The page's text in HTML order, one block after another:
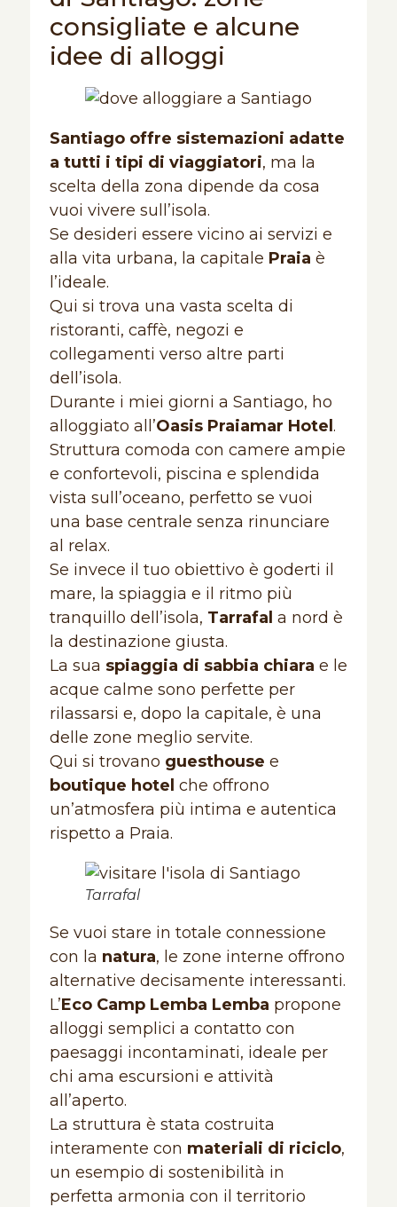
consigliate e alcune
idee di alloggi
Santiago offre sistemazioni adatte
a tutti i tipi di viaggiatori, ma la
scelta della zona dipende da cosa
vuoi vivere sull’isola.
Se desideri essere vicino ai servizi e
alla vita urbana, la capitale Praia è
l’ideale.
Qui si trova una vasta scelta di
ristoranti, caffè, negozi e
collegamenti verso altre parti
dell’isola.
Durante i miei giorni a Santiago, ho
alloggiato all’Oasis Praiamar Hotel.
Struttura comoda con camere ampie
e confortevoli, piscina e splendida
vista sull’oceano, perfetto se vuoi
una base centrale senza rinunciare
al relax.
Se invece il tuo obiettivo è goderti il
mare, la spiaggia e il ritmo più
tranquillo dell’isola, Tarrafal a nord è
la destinazione giusta.
La sua spiaggia di sabbia chiara e le
acque calme sono perfette per
rilassarsi e, dopo la capitale, è una
delle zone meglio servite.
Qui si trovano guesthouse e
boutique hotel che offrono
un’atmosfera più intima e autentica
rispetto a Praia.
Tarrafal
Se vuoi stare in totale connessione
con la natura, le zone interne offrono
alternative decisamente interessanti.
L’Eco Camp Lemba Lemba propone
alloggi semplici a contatto con
paesaggi incontaminati, ideale per
chi ama escursioni e attività
all’aperto.
La struttura è stata costruita
interamente con materiali di riciclo,
un esempio di sostenibilità in
perfetta armonia con il territorio